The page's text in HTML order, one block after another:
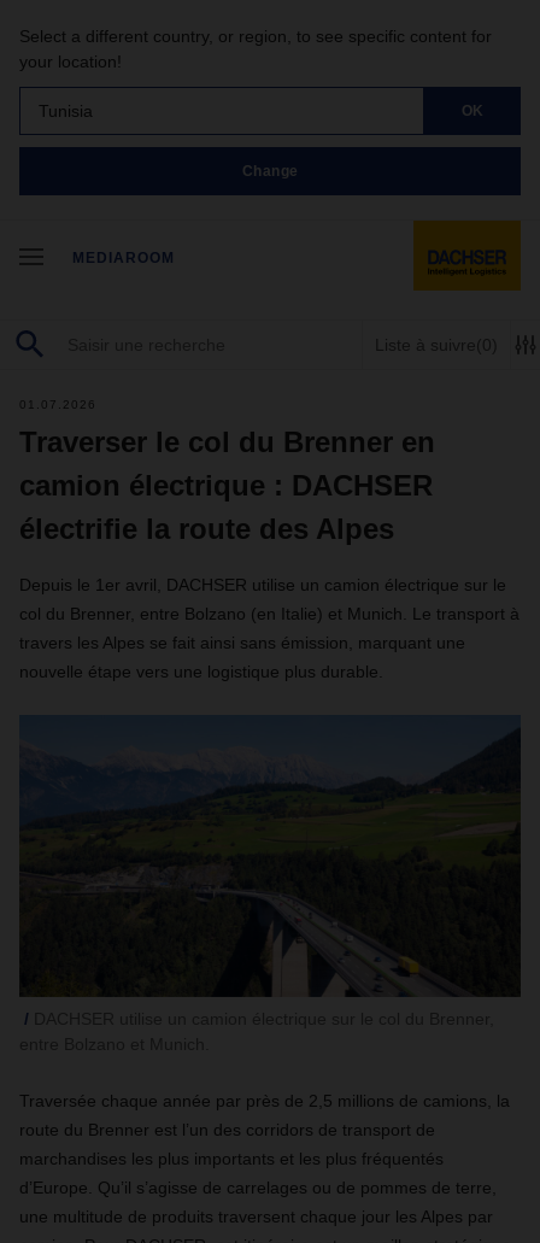
Select a different country, or region, to see specific content for
your location!
Tunisia OK
Change
MEDIAROOM
Liste à suivre(0)
01.07.2026
Traverser le col du Brenner en
camion électrique : DACHSER
électrifie la route des Alpes
Depuis le 1er avril, DACHSER utilise un camion électrique sur le
col du Brenner, entre Bolzano (en Italie) et Munich. Le transport à
travers les Alpes se fait ainsi sans émission, marquant une
nouvelle étape vers une logistique plus durable.
Traversée chaque année par près de 2,5 millions de camions, la
route du Brenner est l’un des corridors de transport de
marchandises les plus importants et les plus fréquentés
d’Europe. Qu’il s’agisse de carrelages ou de pommes de terre,
une multitude de produits traversent chaque jour les Alpes par